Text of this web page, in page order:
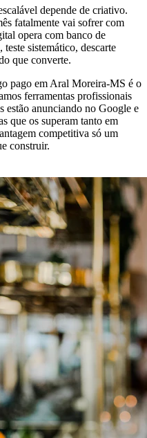
depende de criativo.
fatalmente vai sofrer com
opera com banco de
sistemático, descarte
que converte.
pago em Aral Moreira-MS é o
ferramentas profissionais
estão anunciando no Google e
que os superam tanto em
competitiva só um
construir.